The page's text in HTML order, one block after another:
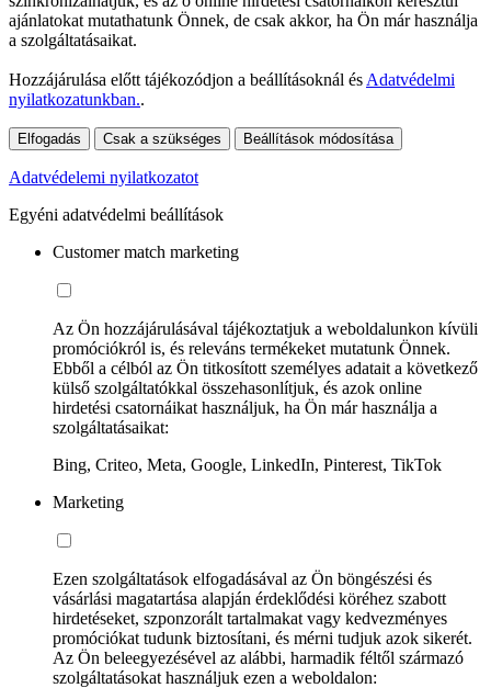
ajánlatokat mutathatunk Önnek, de csak akkor, ha Ön már használja
a szolgáltatásaikat.
Hozzájárulása előtt tájékozódjon a beállításoknál és Adatvédelmi
nyilatkozatunkban..
Elfogadás Csak a szükséges Beállítások módosítása
Adatvédelemi nyilatkozatot
Egyéni adatvédelmi beállítások
Customer match marketing
Az Ön hozzájárulásával tájékoztatjuk a weboldalunkon kívüli
promóciókról is, és releváns termékeket mutatunk Önnek.
Ebből a célból az Ön titkosított személyes adatait a következő
külső szolgáltatókkal összehasonlítjuk, és azok online
hirdetési csatornáikat használjuk, ha Ön már használja a
szolgáltatásaikat:
Bing, Criteo, Meta, Google, LinkedIn, Pinterest, TikTok
Marketing
Ezen szolgáltatások elfogadásával az Ön böngészési és
vásárlási magatartása alapján érdeklődési köréhez szabott
hirdetéseket, szponzorált tartalmakat vagy kedvezményes
promóciókat tudunk biztosítani, és mérni tudjuk azok sikerét.
Az Ön beleegyezésével az alábbi, harmadik féltől származó
szolgáltatásokat használjuk ezen a weboldalon: